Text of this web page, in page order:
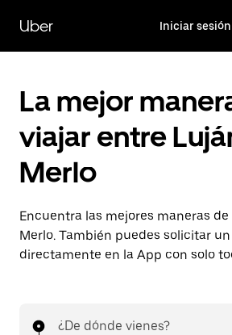
contenido
principal
Uber Iniciar sesión
La mejor
viajar entre
Merlo
Encuentra las mejores maneras
Merlo. También puedes solicitar un
directamente en la App con solo
¿De dónde vienes?